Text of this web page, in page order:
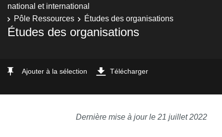
national et international
Pôle Ressources
Études des organisations
Études des organisations
Ajouter à la sélection Télécharger
Dernière mise à jour le 21 juillet 2022